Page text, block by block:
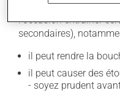
En plus de ses effets
l'occasion entraîner
secondaires),
il peut rendre la
il peut causer des
- soyez prudent